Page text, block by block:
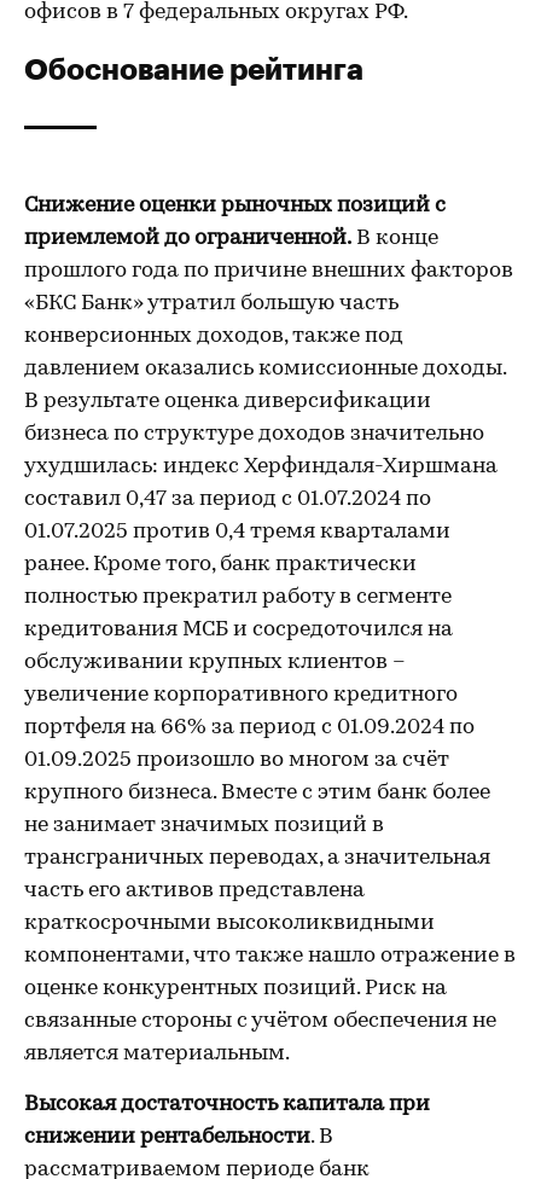
офисов в 7 федеральных округах РФ.
Обоснование рейтинга
Снижение оценки рыночных позиций с
приемлемой до ограниченной. В конце
прошлого года по причине внешних факторов
«БКС Банк» утратил большую часть
конверсионных доходов, также под
давлением оказались комиссионные доходы.
В результате оценка диверсификации
бизнеса по структуре доходов значительно
ухудшилась: индекс Херфиндаля-Хиршмана
составил 0,47 за период с 01.07.2024 по
01.07.2025 против 0,4 тремя кварталами
ранее. Кроме того, банк практически
полностью прекратил работу в сегменте
кредитования МСБ и сосредоточился на
обслуживании крупных клиентов –
увеличение корпоративного кредитного
портфеля на 66% за период с 01.09.2024 по
01.09.2025 произошло во многом за счёт
крупного бизнеса. Вместе с этим банк более
не занимает значимых позиций в
трансграничных переводах, а значительная
часть его активов представлена
краткосрочными высоколиквидными
компонентами, что также нашло отражение в
оценке конкурентных позиций. Риск на
связанные стороны с учётом обеспечения не
является материальным.
Высокая достаточность капитала при
снижении рентабельности. В
рассматриваемом периоде банк